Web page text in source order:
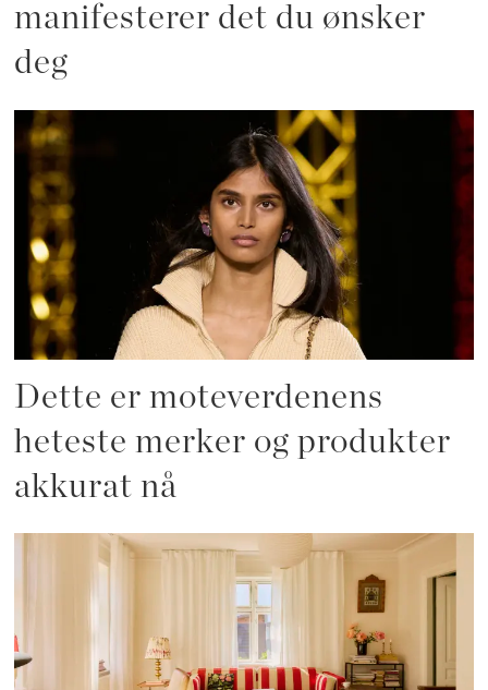
manifesterer det du ønsker
deg
Dette er moteverdenens
heteste merker og produkter
akkurat nå